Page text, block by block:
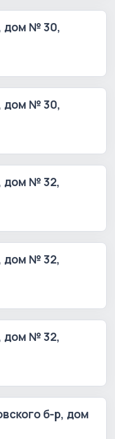
дом № 30,
дом № 30,
дом № 32,
дом № 32,
дом № 32,
б-р, дом